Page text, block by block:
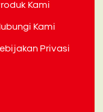
mengurangi paparan
Kami
Kami
Privasi